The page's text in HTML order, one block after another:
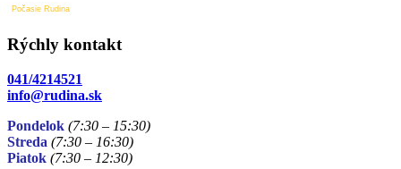
Počasie Rudina
Rýchly kontakt
041/4214521
info@rudina.sk
Pondelok (7:30 – 15:30)
Streda (7:30 – 16:30)
Piatok (7:30 – 12:30)